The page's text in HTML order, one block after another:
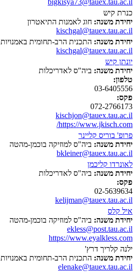
bigkisya73@tauex.tau.ac.il
כנרת קיש
יחידת משנה: חוג לאמנות התיאטרון
kischgal@tauex.tau.ac.il
יחידת משנה: התכנית הרב-תחומית באמנויות
kischgal@tauex.tau.ac.il
יונתן קיש
יחידת משנה: ביה"ס לאדריכלות
טלפון:
03-6405556
פקס:
072-2766173
kischjon@tauex.tau.ac.il
https://www.jkisch.com/
פרופ' בוריס קליינר
יחידת משנה: ביה"ס למוזיקה בוכמן-מהטה
bkleiner@tauex.tau.ac.il
לאונרדו קליכמן
יחידת משנה: ביה"ס לאדריכלות
פקס:
02-5639634
kelijman@tauex.tau.ac.il
איל קלס
יחידת משנה: ביה"ס למוזיקה בוכמן-מהטה
ekless@post.tau.ac.il
https://www.eyalkless.com
ילנה קלריך דרץ'
יחידת משנה: התכנית הרב-תחומית באמנויות
elenake@tauex.tau.ac.il